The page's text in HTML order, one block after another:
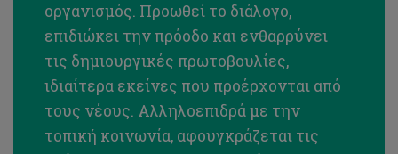
οργανισμός. Προωθεί το διάλογο,
επιδιώκει την πρόοδο και ενθαρρύνει
τις δημιουργικές πρωτοβουλίες,
ιδιαίτερα εκείνες που προέρχονται από
τους νέους. Αλληλοεπιδρά με την
τοπική κοινωνία, αφουγκράζεται τις